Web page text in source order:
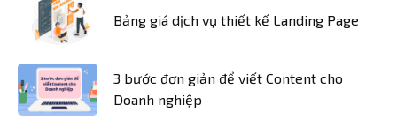
Bảng giá dịch vụ thiết kế Landing Page
3 bước đơn giản để viết Content cho
Doanh nghiệp